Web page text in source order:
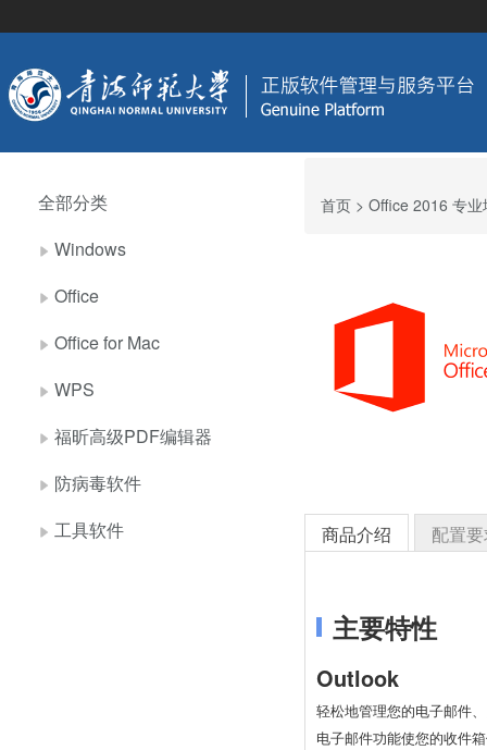
首页 > Office 2016 专业
全部分类
Windows
Office
Office for Mac
WPS
福昕高级PDF编辑器
防病毒软件
工具软件
商品介绍 配置
主要特性
Outlook
轻松地管理您的电子邮件
电子邮件功能使您的收件